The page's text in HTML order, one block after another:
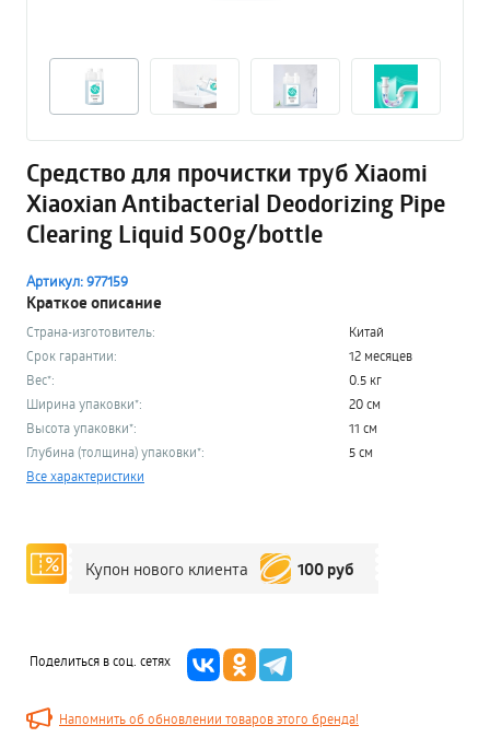
Средство для прочистки труб Xiaomi
Xiaoxian Antibacterial Deodorizing Pipe
Clearing Liquid 500g/bottle
Артикул: 977159
Краткое описание
Страна-изготовитель:
Китай
Срок гарантии:
12 месяцев
Вес*:
0.5 кг
Ширина упаковки*:
20 см
Высота упаковки*:
11 см
Глубина (толщина) упаковки*:
5 см
Все характеристики
Купон нового клиента 100 руб
Поделиться в соц. сетях
Напомнить об обновлении товаров этого бренда!